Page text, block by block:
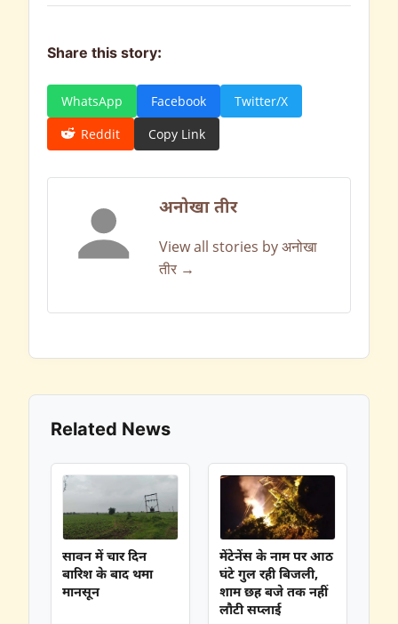
Share this story:
WhatsApp Facebook
Twitter/X
Reddit
Copy Link
अनोखा तीर
View all stories by अनोखा
तीर →
Related News
सावन में चार दिन
बारिश के बाद थमा
मानसून
मेंटेनेंस के नाम पर आठ
घंटे गुल रही बिजली,
शाम छह बजे तक नहीं
लौटी सप्लाई